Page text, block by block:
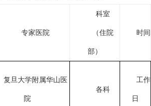
专家医院
科室
（住院
部）
时间
复旦大学附属华山医
院
各科
工作
日